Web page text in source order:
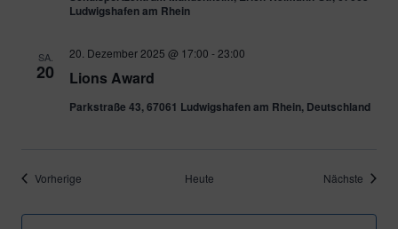
Ludwigshafen am Rhein
SA.
20 Lions Award
20. Dezember 2025 @ 17:00 - 23:00
Parkstraße 43, 67061 Ludwigshafen am Rhein, Deutschland
Vorherige Heute Nächste